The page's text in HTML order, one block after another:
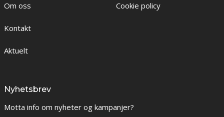
Om oss
Kontakt
Aktuelt
Cookie policy
Nyhetsbrev
Motta info om nyheter og kampanjer?